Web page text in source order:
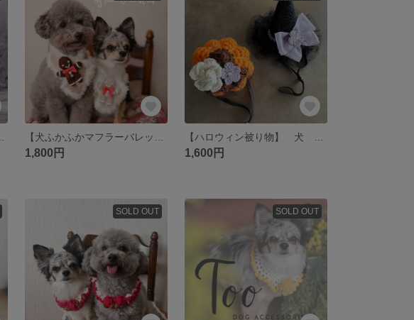
1,800円 1,600円
SOLD OUT SOLD OUT